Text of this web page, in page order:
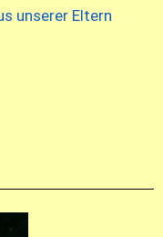
unserer Eltern